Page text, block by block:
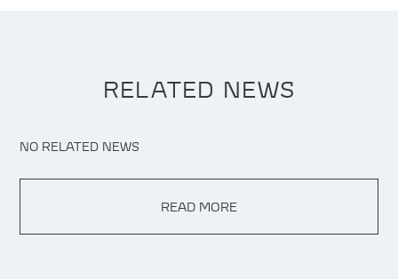
RELATED NEWS
NO RELATED NEWS
READ MORE